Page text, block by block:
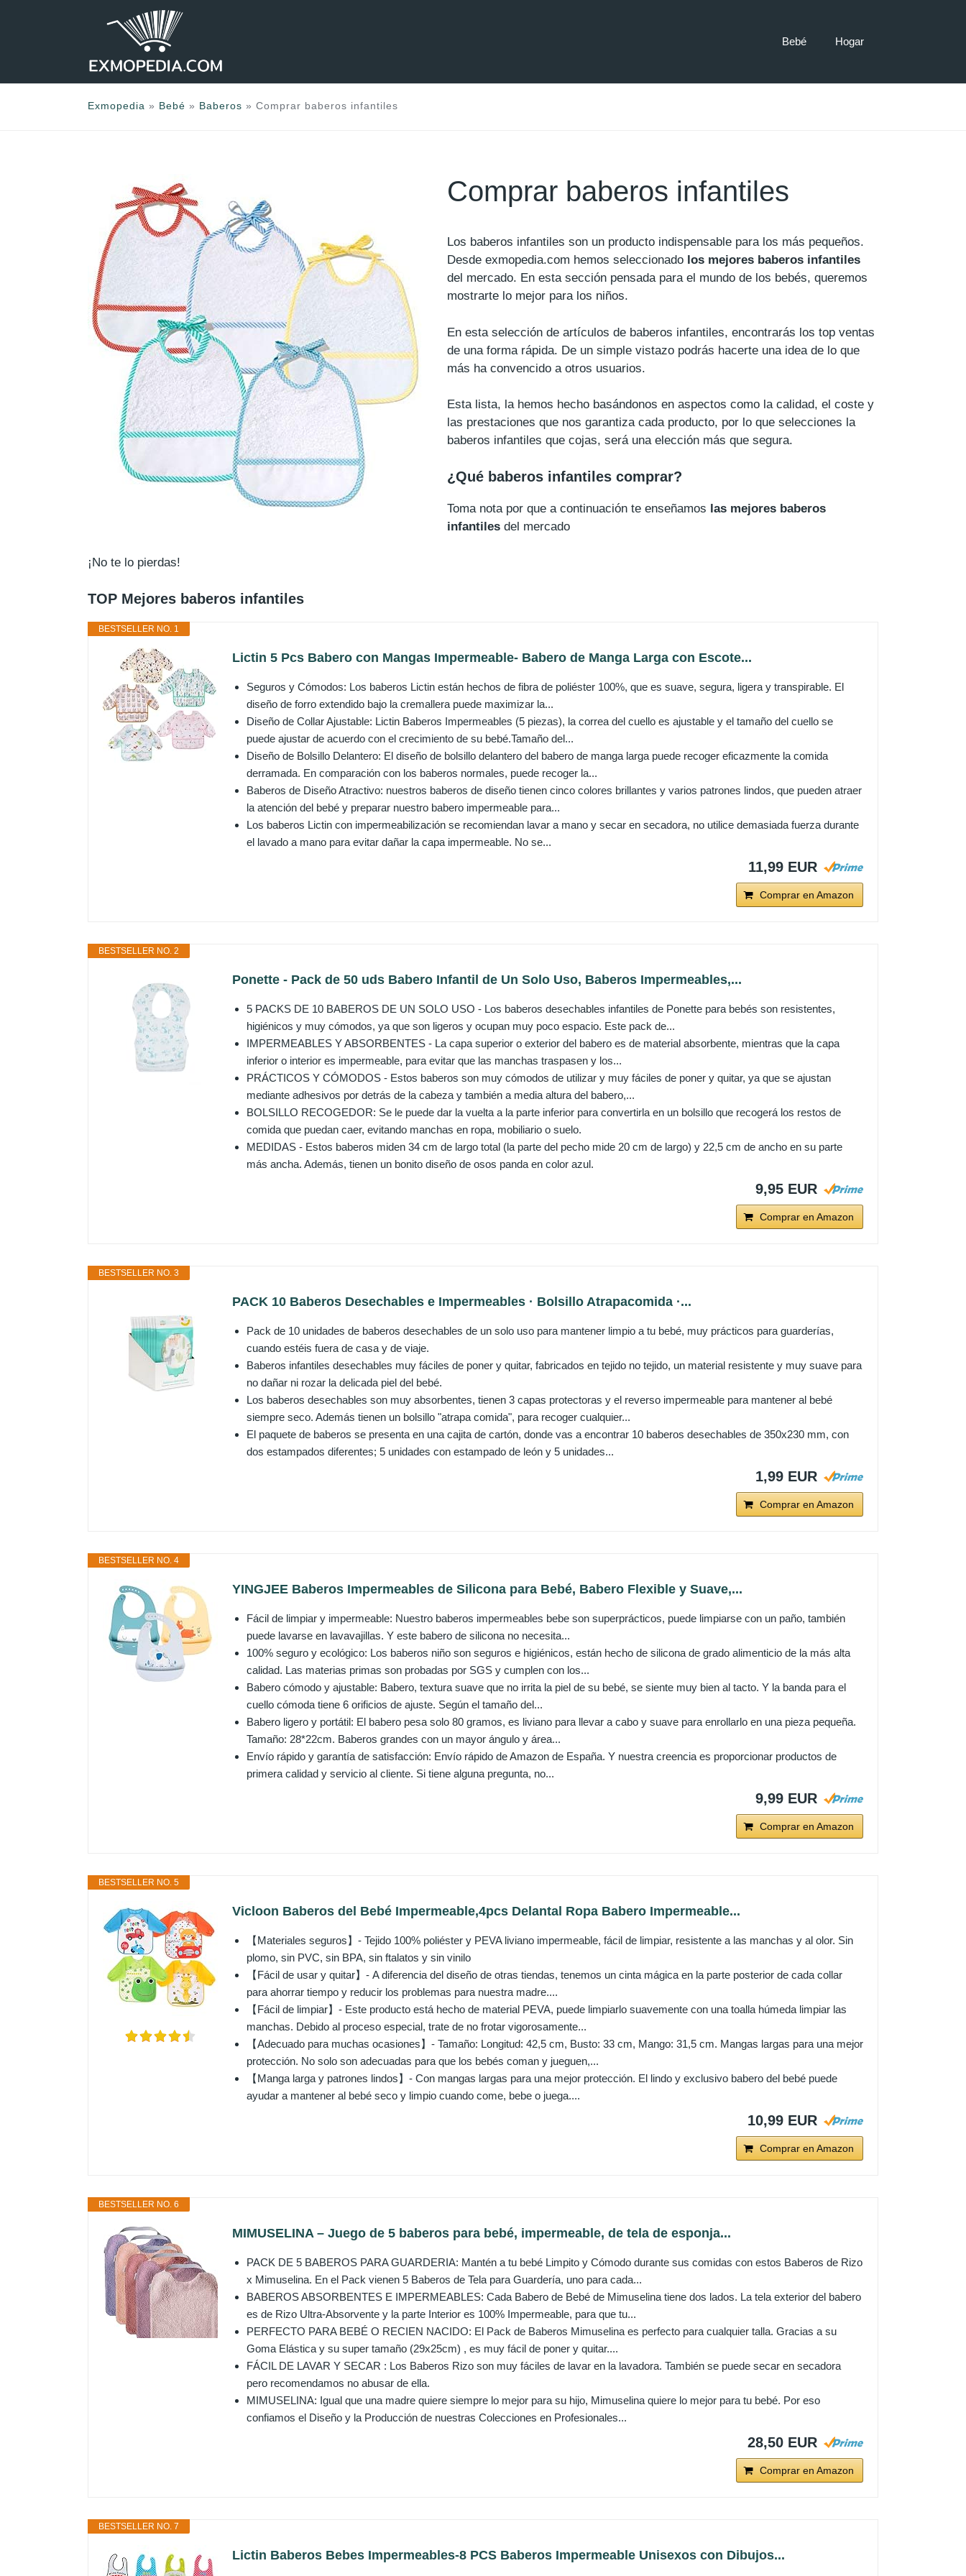
Bebé Hogar
Exmopedia » Bebé » Baberos » Comprar baberos infantiles
Comprar baberos infantiles
Los baberos infantiles son un producto indispensable para los más pequeños.
Desde exmopedia.com hemos seleccionado los mejores baberos infantiles
del mercado. En esta sección pensada para el mundo de los bebés, queremos
mostrarte lo mejor para los niños.
En esta selección de artículos de baberos infantiles, encontrarás los top ventas
de una forma rápida. De un simple vistazo podrás hacerte una idea de lo que
más ha convencido a otros usuarios.
Esta lista, la hemos hecho basándonos en aspectos como la calidad, el coste y
las prestaciones que nos garantiza cada producto, por lo que selecciones la
baberos infantiles que cojas, será una elección más que segura.
¿Qué baberos infantiles comprar?
Toma nota por que a continuación te enseñamos las mejores baberos
infantiles del mercado
¡No te lo pierdas!
TOP Mejores baberos infantiles
BESTSELLER NO. 1
Lictin 5 Pcs Babero con Mangas Impermeable- Babero de Manga Larga con Escote...
Seguros y Cómodos: Los baberos Lictin están hechos de fibra de poliéster 100%, que es suave, segura, ligera y transpirable. El
diseño de forro extendido bajo la cremallera puede maximizar la...
Diseño de Collar Ajustable: Lictin Baberos Impermeables (5 piezas), la correa del cuello es ajustable y el tamaño del cuello se
puede ajustar de acuerdo con el crecimiento de su bebé.Tamaño del...
Diseño de Bolsillo Delantero: El diseño de bolsillo delantero del babero de manga larga puede recoger eficazmente la comida
derramada. En comparación con los baberos normales, puede recoger la...
Baberos de Diseño Atractivo: nuestros baberos de diseño tienen cinco colores brillantes y varios patrones lindos, que pueden atraer
la atención del bebé y preparar nuestro babero impermeable para...
Los baberos Lictin con impermeabilización se recomiendan lavar a mano y secar en secadora, no utilice demasiada fuerza durante
el lavado a mano para evitar dañar la capa impermeable. No se...
11,99 EUR
Comprar en Amazon
BESTSELLER NO. 2
Ponette - Pack de 50 uds Babero Infantil de Un Solo Uso, Baberos Impermeables,...
5 PACKS DE 10 BABEROS DE UN SOLO USO - Los baberos desechables infantiles de Ponette para bebés son resistentes,
higiénicos y muy cómodos, ya que son ligeros y ocupan muy poco espacio. Este pack de...
IMPERMEABLES Y ABSORBENTES - La capa superior o exterior del babero es de material absorbente, mientras que la capa
inferior o interior es impermeable, para evitar que las manchas traspasen y los...
PRÁCTICOS Y CÓMODOS - Estos baberos son muy cómodos de utilizar y muy fáciles de poner y quitar, ya que se ajustan
mediante adhesivos por detrás de la cabeza y también a media altura del babero,...
BOLSILLO RECOGEDOR: Se le puede dar la vuelta a la parte inferior para convertirla en un bolsillo que recogerá los restos de
comida que puedan caer, evitando manchas en ropa, mobiliario o suelo.
MEDIDAS - Estos baberos miden 34 cm de largo total (la parte del pecho mide 20 cm de largo) y 22,5 cm de ancho en su parte
más ancha. Además, tienen un bonito diseño de osos panda en color azul.
9,95 EUR
Comprar en Amazon
BESTSELLER NO. 3
PACK 10 Baberos Desechables e Impermeables · Bolsillo Atrapacomida ·...
Pack de 10 unidades de baberos desechables de un solo uso para mantener limpio a tu bebé, muy prácticos para guarderías,
cuando estéis fuera de casa y de viaje.
Baberos infantiles desechables muy fáciles de poner y quitar, fabricados en tejido no tejido, un material resistente y muy suave para
no dañar ni rozar la delicada piel del bebé.
Los baberos desechables son muy absorbentes, tienen 3 capas protectoras y el reverso impermeable para mantener al bebé
siempre seco. Además tienen un bolsillo "atrapa comida", para recoger cualquier...
El paquete de baberos se presenta en una cajita de cartón, donde vas a encontrar 10 baberos desechables de 350x230 mm, con
dos estampados diferentes; 5 unidades con estampado de león y 5 unidades...
1,99 EUR
Comprar en Amazon
BESTSELLER NO. 4
YINGJEE Baberos Impermeables de Silicona para Bebé, Babero Flexible y Suave,...
Fácil de limpiar y impermeable: Nuestro baberos impermeables bebe son superprácticos, puede limpiarse con un paño, también
puede lavarse en lavavajillas. Y este babero de silicona no necesita...
100% seguro y ecológico: Los baberos niño son seguros e higiénicos, están hecho de silicona de grado alimenticio de la más alta
calidad. Las materias primas son probadas por SGS y cumplen con los...
Babero cómodo y ajustable: Babero, textura suave que no irrita la piel de su bebé, se siente muy bien al tacto. Y la banda para el
cuello cómoda tiene 6 orificios de ajuste. Según el tamaño del...
Babero ligero y portátil: El babero pesa solo 80 gramos, es liviano para llevar a cabo y suave para enrollarlo en una pieza pequeña.
Tamaño: 28*22cm. Baberos grandes con un mayor ángulo y área...
Envío rápido y garantía de satisfacción: Envío rápido de Amazon de España. Y nuestra creencia es proporcionar productos de
primera calidad y servicio al cliente. Si tiene alguna pregunta, no...
9,99 EUR
Comprar en Amazon
BESTSELLER NO. 5
Vicloon Baberos del Bebé Impermeable,4pcs Delantal Ropa Babero Impermeable...
【Materiales seguros】- Tejido 100% poliéster y PEVA liviano impermeable, fácil de limpiar, resistente a las manchas y al olor. Sin
plomo, sin PVC, sin BPA, sin ftalatos y sin vinilo
【Fácil de usar y quitar】- A diferencia del diseño de otras tiendas, tenemos un cinta mágica en la parte posterior de cada collar
para ahorrar tiempo y reducir los problemas para nuestra madre....
【Fácil de limpiar】- Este producto está hecho de material PEVA, puede limpiarlo suavemente con una toalla húmeda limpiar las
manchas. Debido al proceso especial, trate de no frotar vigorosamente...
【Adecuado para muchas ocasiones】- Tamaño: Longitud: 42,5 cm, Busto: 33 cm, Mango: 31,5 cm. Mangas largas para una mejor
protección. No solo son adecuadas para que los bebés coman y jueguen,...
【Manga larga y patrones lindos】- Con mangas largas para una mejor protección. El lindo y exclusivo babero del bebé puede
ayudar a mantener al bebé seco y limpio cuando come, bebe o juega....
10,99 EUR
Comprar en Amazon
BESTSELLER NO. 6
MIMUSELINA – Juego de 5 baberos para bebé, impermeable, de tela de esponja...
PACK DE 5 BABEROS PARA GUARDERIA: Mantén a tu bebé Limpito y Cómodo durante sus comidas con estos Baberos de Rizo
x Mimuselina. En el Pack vienen 5 Baberos de Tela para Guardería, uno para cada...
BABEROS ABSORBENTES E IMPERMEABLES: Cada Babero de Bebé de Mimuselina tiene dos lados. La tela exterior del babero
es de Rizo Ultra-Absorvente y la parte Interior es 100% Impermeable, para que tu...
PERFECTO PARA BEBÉ O RECIEN NACIDO: El Pack de Baberos Mimuselina es perfecto para cualquier talla. Gracias a su
Goma Elástica y su super tamaño (29x25cm) , es muy fácil de poner y quitar....
FÁCIL DE LAVAR Y SECAR : Los Baberos Rizo son muy fáciles de lavar en la lavadora. También se puede secar en secadora
pero recomendamos no abusar de ella.
MIMUSELINA: Igual que una madre quiere siempre lo mejor para su hijo, Mimuselina quiere lo mejor para tu bebé. Por eso
confiamos el Diseño y la Producción de nuestras Colecciones en Profesionales...
28,50 EUR
Comprar en Amazon
BESTSELLER NO. 7
Lictin Baberos Bebes Impermeables-8 PCS Baberos Impermeable Unisexos con Dibujos...